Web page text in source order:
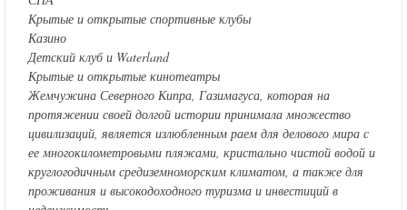
Крытые и открытые спортивные клубы
Казино
Детский клуб и Waterland
Крытые и открытые кинотеатры
Жемчужина Северного Кипра, Газимагуса, которая на
протяжении своей долгой истории принимала множество
цивилизаций, является излюбленным раем для делового мира с
ее многокилометровыми пляжами, кристально чистой водой и
круглогодичным средиземноморским климатом, а также для
проживания и высокодоходного туризма и инвестиций в